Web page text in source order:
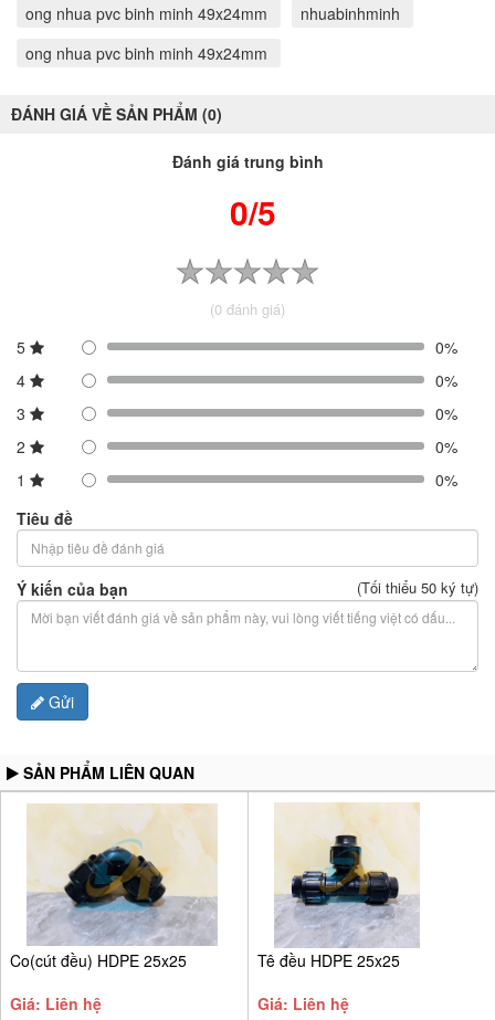
ong nhua pvc binh minh 49x24mm
nhuabinhminh
ong nhua pvc binh minh 49x24mm
ĐÁNH GIÁ VỀ SẢN PHẨM (0)
Đánh giá trung bình
0/5
(0 đánh giá)
5
0%
4
0%
3
0%
2
0%
1
0%
Tiêu đề
Ý kiến của bạn (Tối thiểu 50 ký tự)
Gửi
SẢN PHẨM LIÊN QUAN
Co(cút đều) HDPE 25x25
Giá: Liên hệ
Tê đều HDPE 25x25
Giá: Liên hệ